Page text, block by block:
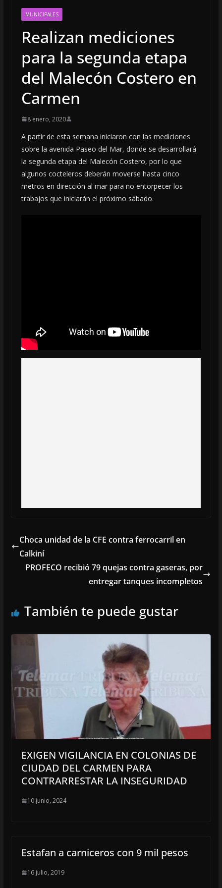
MUNICIPALES
Realizan mediciones
para la segunda etapa
del Malecón Costero en
Carmen
8 enero, 2020
A partir de esta semana iniciaron con las mediciones
sobre la avenida Paseo del Mar, donde se desarrollará
la segunda etapa del Malecón Costero, por lo que
algunos cocteleros deberán moverse hasta cinco
metros en dirección al mar para no entorpecer los
trabajos que iniciarán el próximo sábado.
Choca unidad de la CFE contra ferrocarril en
Calkiní
PROFECO recibió 79 quejas contra gaseras, por
entregar tanques incompletos
También te puede gustar
EXIGEN VIGILANCIA EN COLONIAS DE
CIUDAD DEL CARMEN PARA
CONTRARRESTAR LA INSEGURIDAD
10 junio, 2024
Estafan a carniceros con 9 mil pesos
16 julio, 2019